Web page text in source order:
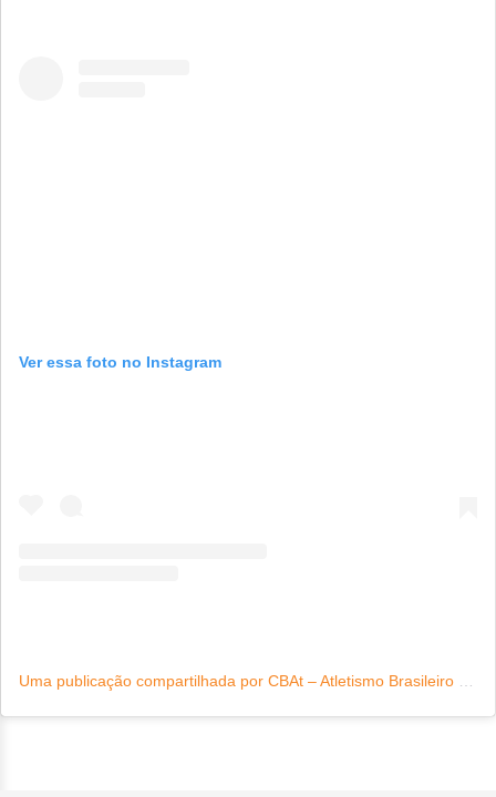
Ver essa foto no Instagram
Uma publicação compartilhada por CBAt – Atletismo Brasileiro (@atletismo.brasil)